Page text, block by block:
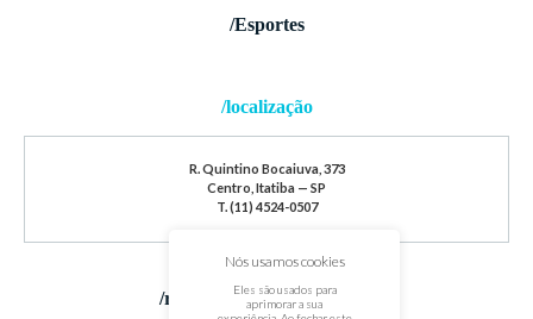
/Esportes
/localização
R. Quintino Bocaiuva, 373
Centro, Itatiba — SP
T. (11) 4524-0507
/redes sociais
Nós usamos cookies
Eles são usados para
aprimorar a sua